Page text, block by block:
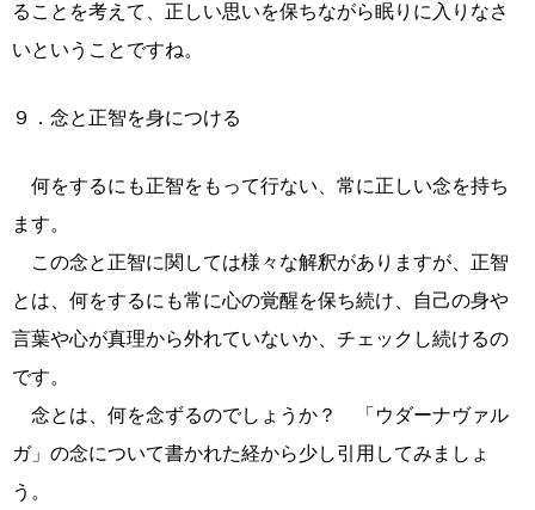
ることを考えて、正しい思いを保ちながら眠りに入りなさ
いということですね。
９．念と正智を身につける
何をするにも正智をもって行ない、常に正しい念を持ち
ます。
この念と正智に関しては様々な解釈がありますが、正智
とは、何をするにも常に心の覚醒を保ち続け、自己の身や
言葉や心が真理から外れていないか、チェックし続けるの
です。
念とは、何を念ずるのでしょうか？ 「ウダーナヴァル
ガ」の念について書かれた経から少し引用してみましょ
う。